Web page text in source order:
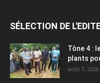
SÉLECTION DE
Tône 4 :
plants
août 7, 2026